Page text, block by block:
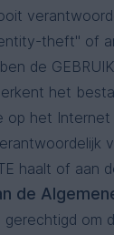
theft" of
de
erkent het
op het
haalt of aan
de
gerechtigd om